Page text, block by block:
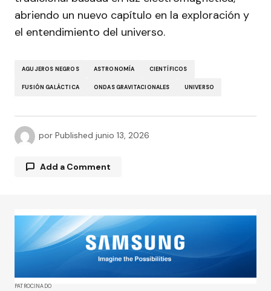
abriendo un nuevo capítulo en la exploración y
el entendimiento del universo.
AGUJEROS NEGROS ASTRONOMÍA CIENTÍFICOS
FUSIÓN GALÁCTICA ONDAS GRAVITACIONALES UNIVERSO
por Published junio 13, 2026
Add a Comment
Tu dirección de correo electrónico no será
publicada.Los campos obligatorios están
marcados con*
Comment*
PATROCINADO